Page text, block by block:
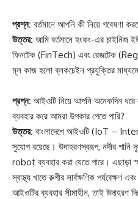
প্রশ্ন: বর্তমানে আপনি কী নিয়ে গবেষণা
উত্তর: আমি বর্তমানে হংকং-এর চাইনিজ
ফিনটেক (FinTech) এবং রেজটেক
মূল কাজ হলো ব্লকচেইন প্রযুক্তির মাধ্যমে
প্রশ্ন: আইওটি নিয়ে আপনি অনেকদিন ধরে
ব্যবহার করে আমরা উপকার পেতে পারি?
উত্তর: বাংলাদেশে আইওটি (IoT –
সুযোগ রয়েছে। উদাহরণস্বরূপ, নদীর
robot ব্যবহার করা যেতে পারে। এছাড়া
স্বাস্থ্য খাতে রুগীর সার্বক্ষণিক
আইওটির ব্যবহার সীমাহীন, তাই উদাহরণ